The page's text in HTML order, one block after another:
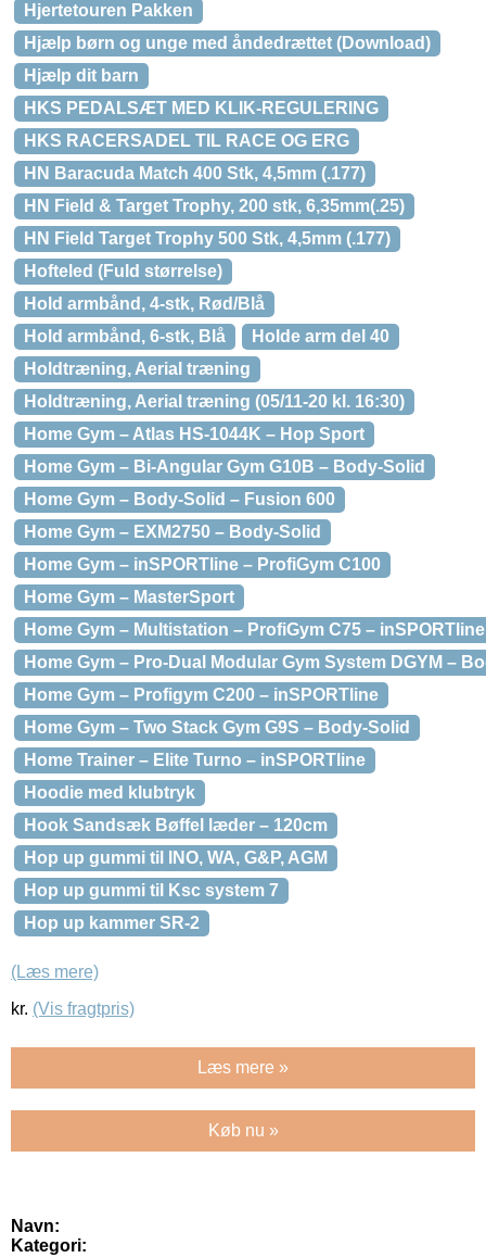
Hjertetouren Pakken
Hjælp børn og unge med åndedrættet (Download)
Hjælp dit barn
HKS PEDALSÆT MED KLIK-REGULERING
HKS RACERSADEL TIL RACE OG ERG
HN Baracuda Match 400 Stk, 4,5mm (.177)
HN Field & Target Trophy, 200 stk, 6,35mm(.25)
HN Field Target Trophy 500 Stk, 4,5mm (.177)
Hofteled (Fuld størrelse)
Hold armbånd, 4-stk, Rød/Blå
Hold armbånd, 6-stk, Blå
Holde arm del 40
Holdtræning, Aerial træning
Holdtræning, Aerial træning (05/11-20 kl. 16:30)
Home Gym – Atlas HS-1044K – Hop Sport
Home Gym – Bi-Angular Gym G10B – Body-Solid
Home Gym – Body-Solid – Fusion 600
Home Gym – EXM2750 – Body-Solid
Home Gym – inSPORTline – ProfiGym C100
Home Gym – MasterSport
Home Gym – Multistation – ProfiGym C75 – inSPORTline
Home Gym – Pro-Dual Modular Gym System DGYM –
Home Gym – Profigym C200 – inSPORTline
Home Gym – Two Stack Gym G9S – Body-Solid
Home Trainer – Elite Turno – inSPORTline
Hoodie med klubtryk
Hook Sandsæk Bøffel læder – 120cm
Hop up gummi til INO, WA, G&P, AGM
Hop up gummi til Ksc system 7
Hop up kammer SR-2
(Læs mere)
kr. (Vis fragtpris)
Læs mere »
Køb nu »
Navn:
Kategori: